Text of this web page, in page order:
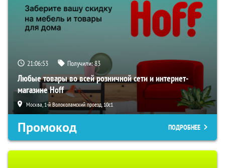
21:06:52 Получили:83
Любые товары во всей розничной сети и интернет-
магазине Hoff
Москва, 1-й Волоколамский проезд, 10с1
Промокод ПОДРОБНЕЕ